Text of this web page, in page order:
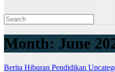
Month: June
Berita Hiburan Pendidikan